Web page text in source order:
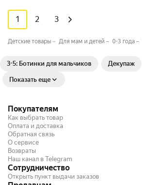
1 2 3
Детские товары Для мам и детей 0-3 года
3-5: Ботинки для мальчиков Декупаж
Показать еще
Покупателям
Как выбрать товар
Оплата и доставка
Обратная связь
О сервисе
Возвраты
Наш канал в Telegram
Сотрудничество
Открыть пункт выдачи заказов